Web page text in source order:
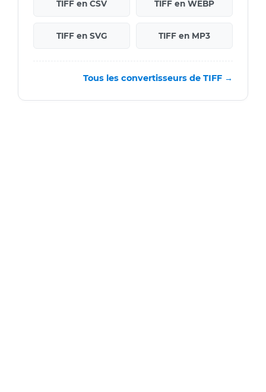
TIFF en CSV TIFF en WEBP
TIFF en SVG TIFF en MP3
Tous les convertisseurs de TIFF →